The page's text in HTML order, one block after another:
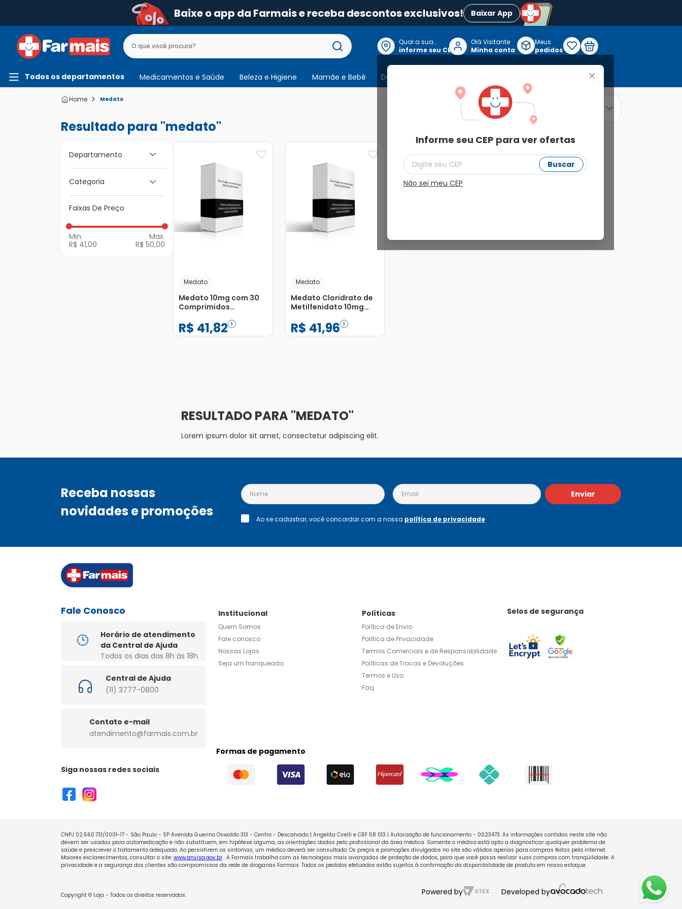
Baixe o app da Farmais e receba descontos exclusivos! Baixar App
Qual a sua
localização?
informe seu CEP
+
Informe seu CEP para ver ofertas
Buscar
Não sei meu CEP
Olá Visitante
Minha conta
Meus
pedidos
Todos os departamentos Medicamentos e Saúde Beleza e Higiene Mamãe e Bebê Dermocosmeticos
Medato
medato
Departamento
Medicamentos e
Saúde
Categoria
Medicamentos de A
Faixas De Preço
R$ 41,00 R$ 50,00
ordenar por
Medato
Medato 10mg com 30
Comprimidos
R$ 41,82
Medato
Medato Cloridrato de
Metilfenidato 10mg
R$ 41,96
MEDATO
Lorem ipsum dolor sit amet, consectetur adipiscing elit.
Receba nossas
novidades e promoções
Enviar
Ao se cadastrar, você concordar com a nossa política de privacidade
Fale Conosco
Horário de atendimento
da Central de Ajuda
Todos os dias das 8h às 18h
Central de Ajuda
(11) 3777-0800
Contato e-mail
atendimento@farmais.com.br
Siga nossas redes sociais
Institucional
Quem Somos
Fale conosco
Nossas Lojas
Seja um franqueado
Políticas
Política de Envio
Política de Privacidade
Termos Comerciais e de Responsabilidade
Políticas de Trocas e Devoluções
Termos e Uso
Faq
Selos de segurança
Formas de pagamento
CNPJ 02.560.731/0001-17 - São Paulo - SP Avenida Guerino Oswaldo 313 - Centro - Descalvado | Angelita Cirelli e CRF 58 013 | Autorização de funcionamento - 0023473. As informações contidas neste site não
devem ser usadas para automedicação e não substituem, em hipótese alguma, as orientações dadas pelo profissional da área médica. Somente o médico está apto a diagnosticar qualquer problema de
saúde e prescrever o tratamento adequado. Ao persistirem os sintomas, um médico deverá ser consultado. Os preços e promoções divulgados no site são válidos apenas para compras feitas pela internet.
Maiores esclarecimentos, consultar o site: www.anvisa.gov.br . A Farmais trabalha com as tecnologias mais avançadas de proteção de dados, para que você possa realizar suas compras com tranqüilidade. A
privacidade e a segurança dos clientes são compromissos da rede de drogarias Farmais. Todos os pedidos efetuados estão sujeitos à confirmação da disponibilidade de produto em nosso estoque.
Copyright © Loja - Todos os direitos reservados. Powered by Developed by